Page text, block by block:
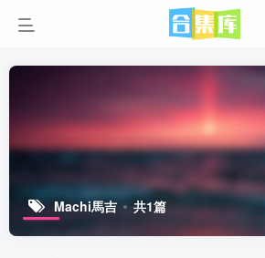
Machi馬吉 共1篇